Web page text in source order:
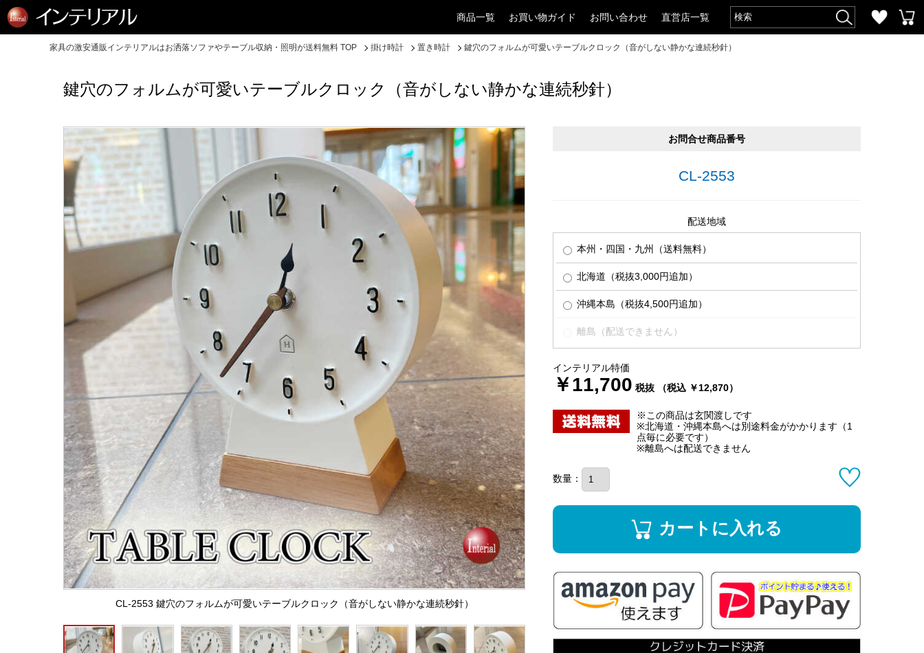
商品一覧 お買い物ガイド お問い合わせ 直営店一覧
家具の激安通販インテリアルはお洒落ソファやテーブル収納・照明が送料無料 TOP 掛け時計 置き時計 鍵穴のフォルムが可愛いテーブルクロック（音がしない静かな連続秒針）
鍵穴のフォルムが可愛いテーブルクロック（音がしない静かな連続秒針）
CL-2553 鍵穴のフォルムが可愛いテーブルクロック（音がしない静かな連続秒針）
お問合せ商品番号
CL-2553
配送地域
本州・四国・九州（送料無料）
北海道（税抜3,000円追加）
沖縄本島（税抜4,500円追加）
離島（配送できません）
インテリアル特価
￥11,700 税抜 （税込 ￥12,870）
※この商品は玄関渡しです
※北海道・沖縄本島へは別途料金がかかります（1
点毎に必要です）
※離島へは配送できません
数量：
カートに入れる